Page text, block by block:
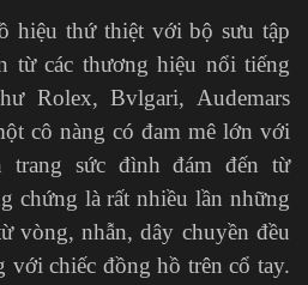
hiệu thứ thiệt với bộ sưu tập
từ các thương hiệu nổi tiếng
Rolex, Bvlgari, Audemars
cô nàng có đam mê lớn với
trang sức đình đám đến từ
chứng là rất nhiều lần những
vòng, nhẫn, dây chuyền đều
với chiếc đồng hồ trên cổ tay.